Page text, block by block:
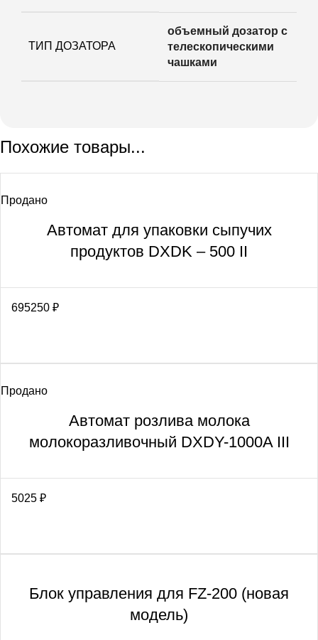
ТИП ДОЗАТОРА
объемный дозатор с
телескопическими
чашками
Похожие товары...
Продано
Автомат для упаковки сыпучих
продуктов DXDK – 500 II
695250 ₽
Продано
Автомат розлива молока
молокоразливочный DXDY-1000A III
5025 ₽
Блок управления для FZ-200 (новая
модель)